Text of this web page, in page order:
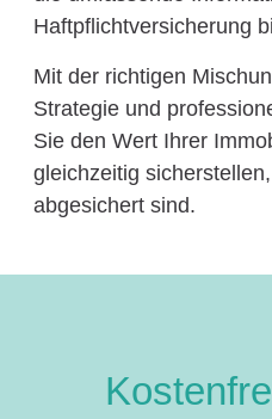
Haftpflichtversicherung
Mit der richtigen
Strategie und
Sie den Wert Ihrer
gleichzeitig
abgesichert sind.